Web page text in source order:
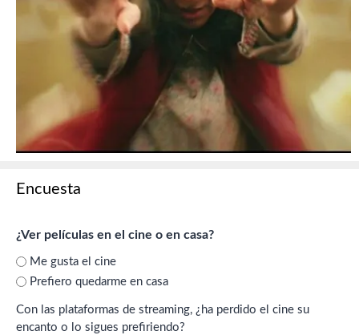
Encuesta
¿Ver películas en el cine o en casa?
Me gusta el cine
Prefiero quedarme en casa
Con las plataformas de streaming, ¿ha perdido el cine su
encanto o lo sigues prefiriendo?